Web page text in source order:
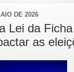
DE 2026
Lei da
as